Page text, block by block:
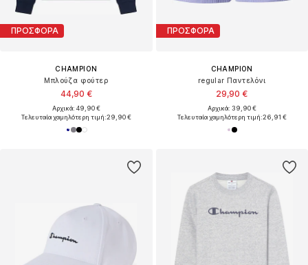
ΠΡΟΣΦΟΡΑ
CHAMPION
Μπλούζα φούτερ
44,90 €
Αρχικά: 49,90 €
Τελευταία χαμηλότερη τιμή:29,90 €
ΠΡΟΣΦΟΡΑ
CHAMPION
regular Παντελόνι
29,90 €
Αρχικά: 39,90 €
Τελευταία χαμηλότερη τιμή:26,91 €